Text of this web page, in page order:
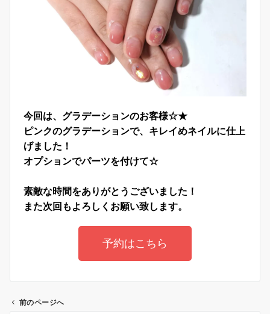
今回は、グラデーションのお客様☆★
ピンクのグラデーションで、キレイめネイルに仕上
げました！
オプションでパーツを付けて☆
素敵な時間をありがとうございました！
また次回もよろしくお願い致します。
予約はこちら
前のページへ